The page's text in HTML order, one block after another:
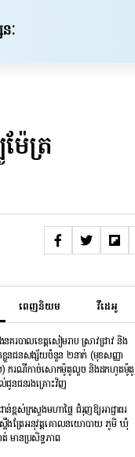
ៈ
ែត្រ
ពេញនិយម វីដេអូ
ងនគរបាលខេត្តសៀមរាប ស្រាវជ្រាវ និង
លួនជនសង្ស័យចំនួន ២នាក់ (មុខសញ្ញា
) ករណីកាច់សោកម៉ូតូលួច និងដកហូតម៉ូតូ
ជូនជនរងគ្រោះវិញ
ជាន់ខ្ពស់ក្រសួងមហាផ្ទៃ ជំរុញឱ្យអាជ្ញាធរ
ស្ទឹងត្រែអនុវត្តគោលនយោបាយ ភូមិ ឃុំ
ត់ មានប្រសិទ្ធភាព